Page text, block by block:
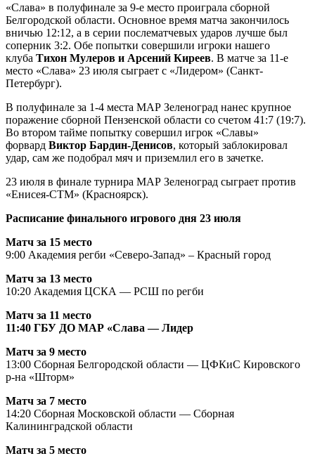
«Слава» в полуфинале за 9-е место проиграла сборной
Белгородской области. Основное время матча закончилось
вничью 12:12, а в серии послематчевых ударов лучше был
соперник 3:2. Обе попытки совершили игроки нашего
клуба Тихон Мулеров и Арсений Киреев. В матче за 11-е
место «Слава» 23 июля сыграет с «Лидером» (Санкт-
Петербург).
В полуфинале за 1-4 места МАР Зеленоград нанес крупное
поражение сборной Пензенской области со счетом 41:7 (19:7).
Во втором тайме попытку совершил игрок «Славы»
форвард Виктор Бардин-Денисов, который заблокировал
удар, сам же подобрал мяч и приземлил его в зачетке.
23 июля в финале турнира МАР Зеленоград сыграет против
«Енисея-СТМ» (Красноярск).
Расписание финального игрового дня 23 июля
Матч за 15 место
9:00 Академия регби «Северо-Запад» – Красный город
Матч за 13 место
10:20 Академия ЦСКА — РСШ по регби
Матч за 11 место
11:40 ГБУ ДО МАР «Слава — Лидер
Матч за 9 место
13:00 Сборная Белгородской области — ЦФКиС Кировского
р-на «Шторм»
Матч за 7 место
14:20 Сборная Московской области — Сборная
Калининградской области
Матч за 5 место